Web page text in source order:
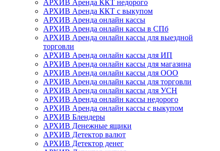
АРХИВ Аренда ККТ недорого
АРХИВ Аренда ККТ с выкупом
АРХИВ Аренда онлайн кассы
АРХИВ Аренда онлайн кассы в СПб
АРХИВ Аренда онлайн кассы для выездной
торговли
АРХИВ Аренда онлайн кассы для ИП
АРХИВ Аренда онлайн кассы для магазина
АРХИВ Аренда онлайн кассы для ООО
АРХИВ Аренда онлайн кассы для торговли
АРХИВ Аренда онлайн кассы для УСН
АРХИВ Аренда онлайн кассы недорого
АРХИВ Аренда онлайн кассы с выкупом
АРХИВ Блендеры
АРХИВ Денежные ящики
АРХИВ Детектор валют
АРХИВ Детектор денег